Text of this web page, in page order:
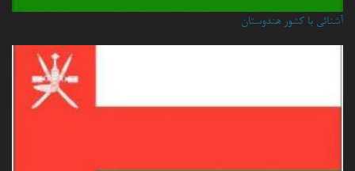
آشنائی با کشور هندوستان